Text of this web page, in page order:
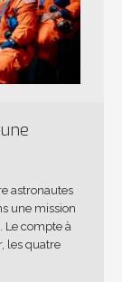
astronautes
une mission
Le compte à
les quatre